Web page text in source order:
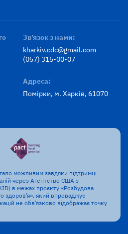
Зв’язок з нами:
kharkiv.cdc@gmail.com
(057) 315-00-07
Адреса:
Помірки, м. Харків, 61070
можливим завдяки підтримці
через Агентство США з
в межах проєкту «Розбудова
здоров’я», який впроваджує
не обв’язково відображає точку